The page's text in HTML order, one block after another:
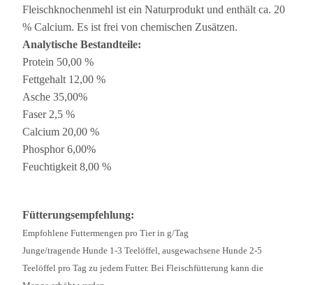
Fleischknochenmehl ist ein Naturprodukt und enthält ca. 20
% Calcium. Es ist frei von chemischen Zusätzen.
Analytische Bestandteile:
Protein 50,00 %
Fettgehalt 12,00 %
Asche 35,00%
Faser 2,5 %
Calcium 20,00 %
Phosphor 6,00%
Feuchtigkeit 8,00 %
Fütterungsempfehlung:
Empfohlene Futtermengen pro Tier in g/Tag
Junge/tragende Hunde 1-3 Teelöffel, ausgewachsene Hunde 2-5
Teelöffel pro Tag zu jedem Futter. Bei Fleischfütterung kann die